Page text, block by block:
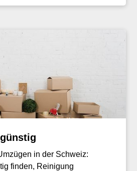
in der Schweiz:
finden, Reinigung